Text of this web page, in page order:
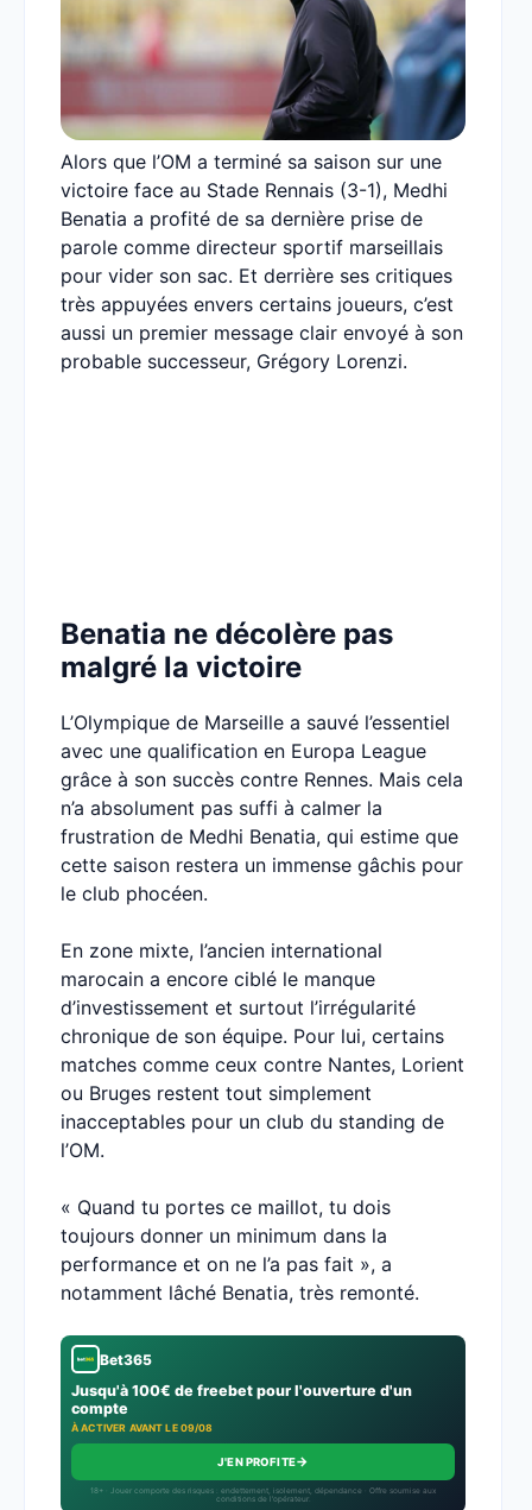
Alors que l’OM a terminé sa saison sur une
victoire face au Stade Rennais (3-1), Medhi
Benatia a profité de sa dernière prise de
parole comme directeur sportif marseillais
pour vider son sac. Et derrière ses critiques
très appuyées envers certains joueurs, c’est
aussi un premier message clair envoyé à son
probable successeur, Grégory Lorenzi.
Benatia ne décolère pas
malgré la victoire
L’Olympique de Marseille a sauvé l’essentiel
avec une qualification en Europa League
grâce à son succès contre Rennes. Mais cela
n’a absolument pas suffi à calmer la
frustration de Medhi Benatia, qui estime que
cette saison restera un immense gâchis pour
le club phocéen.
En zone mixte, l’ancien international
marocain a encore ciblé le manque
d’investissement et surtout l’irrégularité
chronique de son équipe. Pour lui, certains
matches comme ceux contre Nantes, Lorient
ou Bruges restent tout simplement
inacceptables pour un club du standing de
l’OM.
« Quand tu portes ce maillot, tu dois
toujours donner un minimum dans la
performance et on ne l’a pas fait », a
notamment lâché Benatia, très remonté.
Bet365
Jusqu'à 100€ de freebet pour l'ouverture d'un
compte
À ACTIVER AVANT LE 09/08
J'EN PROFITE→
18+ · Jouer comporte des risques : endettement, isolement, dépendance · Offre soumise aux
conditions de l’opérateur.